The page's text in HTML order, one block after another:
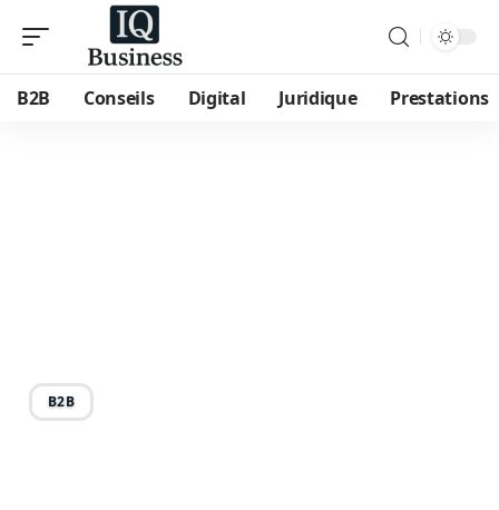
B2B Conseils Digital Juridique Prestations
B2B